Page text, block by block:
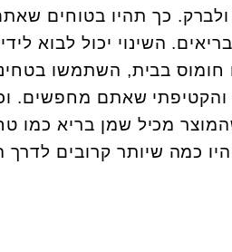
ולברק. כך תהיו בטוחים
השינוי יכול לבוא
בבית, השתמשו
והקטיפתי שאתם מחפשים.
מכיל שמן בריא כמו
כמה שיותר קרובים לדרך